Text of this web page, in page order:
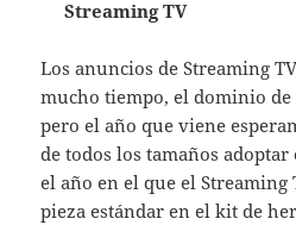
Streaming TV
Los anuncios de Streaming
mucho tiempo, el dominio de
pero el año que viene
de todos los tamaños adoptar
el año en el que el Streaming
pieza estándar en el kit de